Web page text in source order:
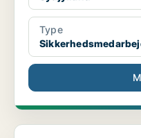
Type
[xxxxx]s Forsyningscentre